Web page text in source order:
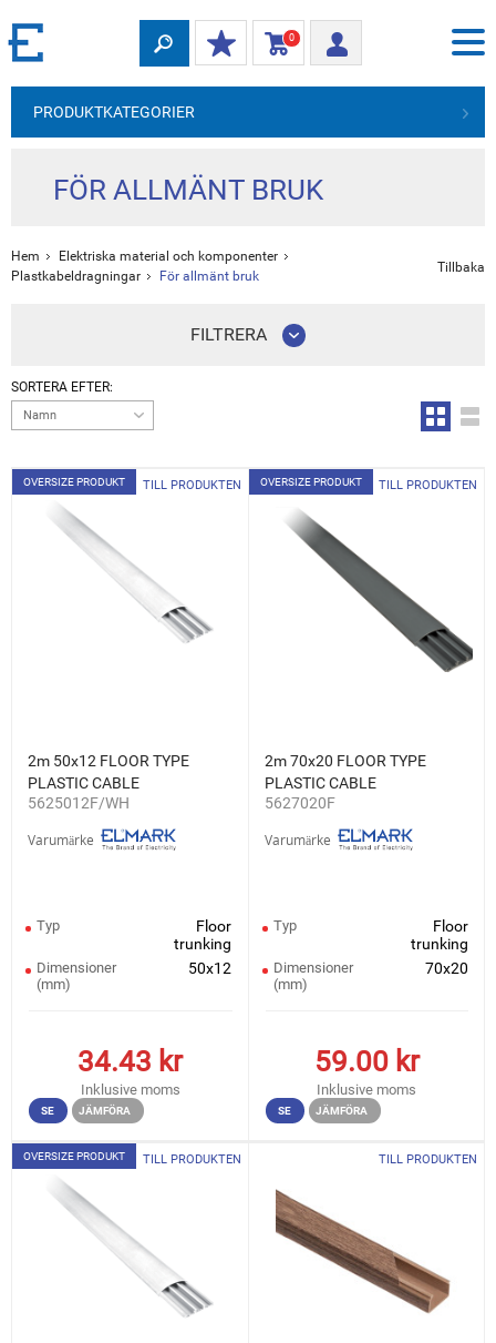
0
PRODUKTKATEGORIER
FÖR ALLMÄNT BRUK
Hem
Elektriska material och komponenter
Plastkabeldragningar
För allmänt bruk
Tillbaka
FILTRERA
SORTERA EFTER:
Namn
OVERSIZE PRODUKT TILL PRODUKTEN
2m 50x12 FLOOR TYPE
PLASTIC CABLE
TRUNKING WHITE
5625012F/WH
Varumärke
Typ
Floor
trunking
Dimensioner
(mm)
50x12
34.43 kr
Inklusive moms
SE JÄMFÖRA
OVERSIZE PRODUKT TILL PRODUKTEN
2m 70x20 FLOOR TYPE
PLASTIC CABLE
TRUNKING CT2 GREY
5627020F
Varumärke
Typ
Floor
trunking
Dimensioner
(mm)
70x20
59.00kr
Inklusive moms
SE JÄMFÖRA
OVERSIZE PRODUKT TILL PRODUKTEN TILL PRODUKTEN